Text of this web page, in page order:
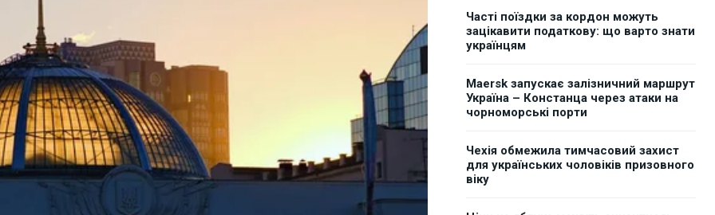
Часті поїздки за кордон можуть
зацікавити податкову: що варто знати
українцям
Maersk запускає залізничний маршрут
Україна – Констанца через атаки на
чорноморські порти
Чехія обмежила тимчасовий захист
для українських чоловіків призовного
віку